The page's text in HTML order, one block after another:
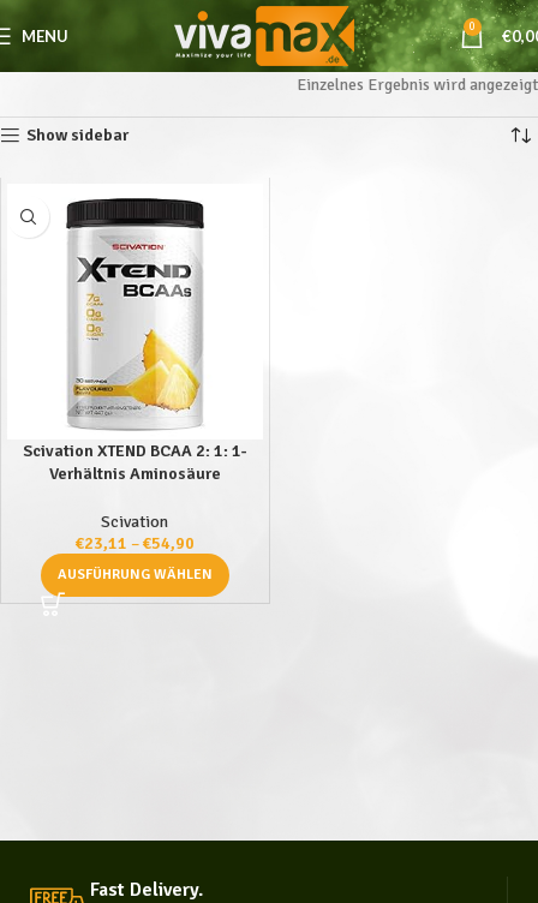
MENU 0 €
Einzelnes Ergebnis wird angezeigt
Show sidebar
Scivation XTEND BCAA 2: 1: 1-
Verhältnis Aminosäure
(Pineapple – Ananas)
Scivation
€23,11 –€54,90
AUSFÜHRUNG WÄHLEN
Fast Delivery.